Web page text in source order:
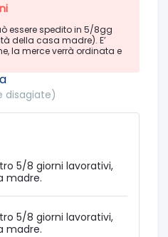
essere spedito in 5/8gg
della casa madre). E’
la merce verrà ordinata e
disagiate)
5/8 giorni lavorativi,
madre.
5/8 giorni lavorativi,
madre.